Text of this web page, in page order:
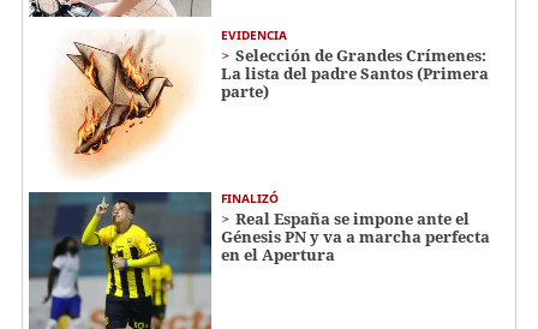
EVIDENCIA
Selección de Grandes Crímenes:
La lista del padre Santos (Primera
parte)
FINALIZÓ
Real España se impone ante el
Génesis PN y va a marcha perfecta
en el Apertura